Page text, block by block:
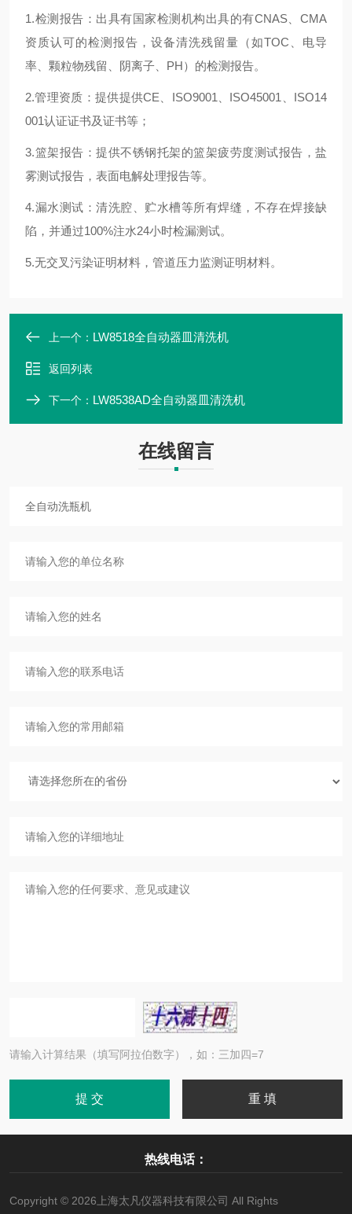
1.检测报告：出具有国家检测机构出具的有CNAS、CMA
资质认可的检测报告，设备清洗残留量 （如TOC、电导
率、颗粒物残留、阴离子、PH）的检测报告。
2.管理资质：提供提供CE、ISO9001、ISO45001、ISO14
001认证证书及证书等；
3.篮架报告：提供不锈钢托架的篮架疲劳度测试报告，盐
雾测试报告，表面电解处理报告等。
4.漏水测试：清洗腔、贮水槽等所有焊缝，不存在焊接缺
陷，并通过100%注水24小时检漏测试。
5.无交叉污染证明材料，管道压力监测证明材料。
上一个： LW8518全自动器皿清洗机
返回列表
下一个： LW8538AD全自动器皿清洗机
在线留言
请输入计算结果（填写阿拉伯数字），如：三加四=7
热线电话：
Copyright © 2026上海太凡仪器科技有限公司 All Rights